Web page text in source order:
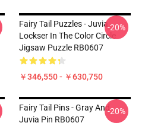
Fairy Tail Puzzles - Juvia
Lockser In The Color Circle
Jigsaw Puzzle RB0607
￥346,550 - ￥630,750
-20%
Fairy Tail Pins - Gray And
Juvia Pin RB0607
-20%